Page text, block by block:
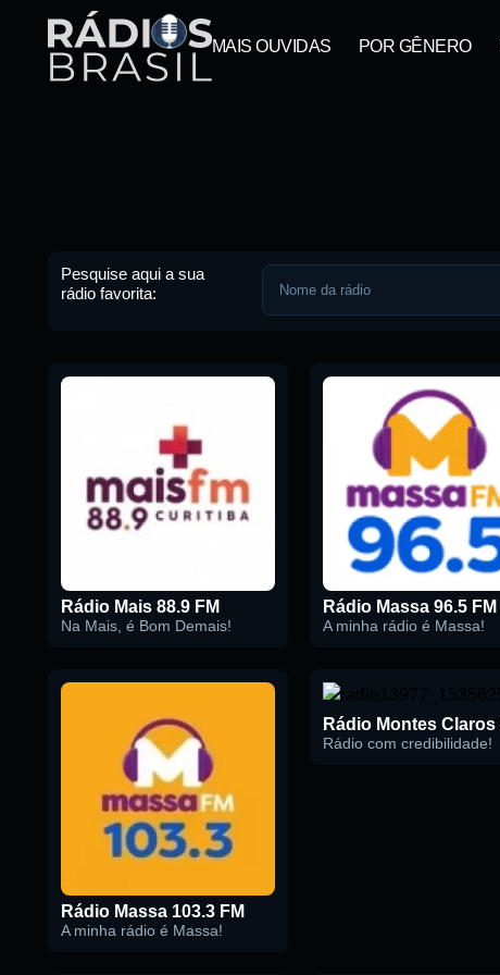
MAIS OUVIDAS POR GÊNERO
Pesquise aqui a sua rádio favorita:
Buscar rádio
Pesquise aqui a sua
rádio favorita:
Rádio Mais 88.9 FM
Na Mais, é Bom Demais!
Rádio Massa 96.5 FM
A minha rádio é Massa!
Rádio Massa 103.3 FM
A minha rádio é Massa!
Rádio com credibilidade!